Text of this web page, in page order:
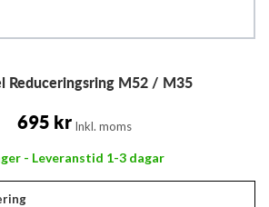
Reduceringsring M52 / M35
695 kr Inkl. moms
- Leveranstid 1-3 dagar